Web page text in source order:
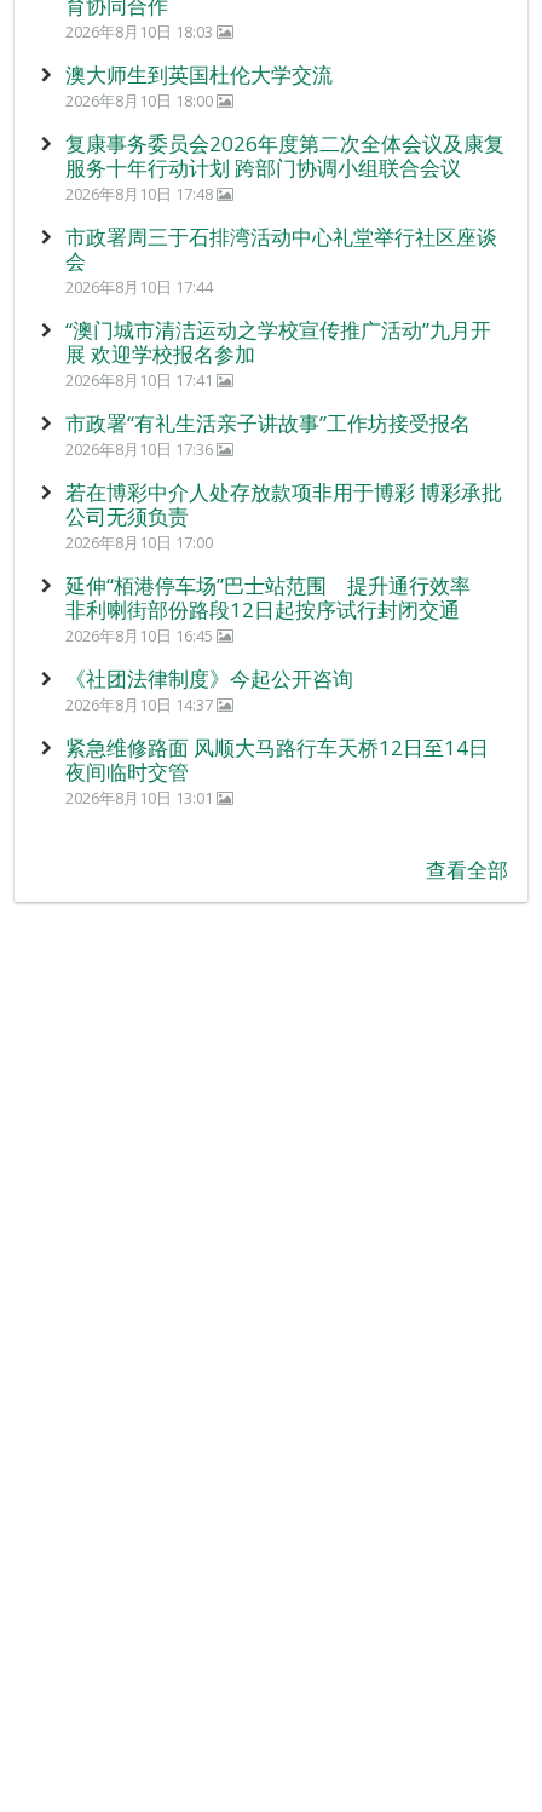
2026年8月10日 18:03
澳大师生到英国杜伦大学交流
2026年8月10日 18:00
复康事务委员会2026年度第二次全体会议及康复
服务十年行动计划 跨部门协调小组联合会议
2026年8月10日 17:48
市政署周三于石排湾活动中心礼堂举行社区座谈
会
2026年8月10日 17:44
“澳门城市清洁运动之学校宣传推广活动”九月开
展 欢迎学校报名参加
2026年8月10日 17:41
市政署“有礼生活亲子讲故事”工作坊接受报名
2026年8月10日 17:36
若在博彩中介人处存放款项非用于博彩 博彩承批
公司无须负责
2026年8月10日 17:00
延伸“栢港停车场”巴士站范围 提升通行效率
非利喇街部份路段12日起按序试行封闭交通
2026年8月10日 16:45
《社团法律制度》今起公开咨询
2026年8月10日 14:37
紧急维修路面 风顺大马路行车天桥12日至14日
夜间临时交管
2026年8月10日 13:01
查看全部